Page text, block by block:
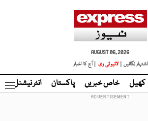
AUGUST 06, 2026
اشتہار لگائیں |
لائیو ٹی وی | آج کا اخبار
کھیل خاص خبریں پاکستان انٹر نیشنل